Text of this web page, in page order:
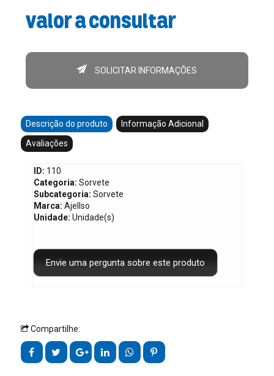
Valor a consultar
SOLICITAR INFORMAÇÕES
Descrição do produto
Informação Adicional
Avaliações
ID: 110
Categoria: Sorvete
Subcategoria: Sorvete
Marca: Ajellso
Unidade: Unidade(s)
Compartilhe: